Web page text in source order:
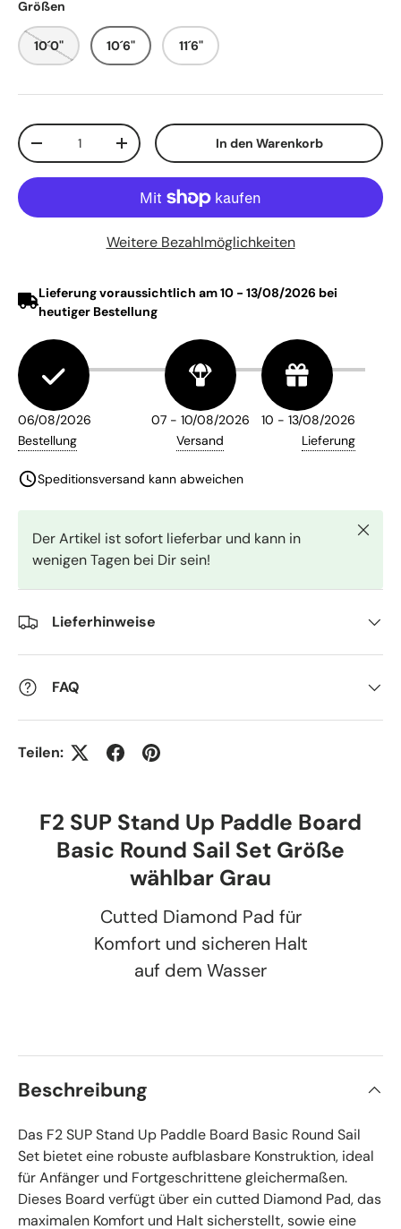
Größen
10´0" 10´6" 11´6"
Anzahl
Menge verringernMenge erhöhen In den Warenkorb
Weitere Bezahlmöglichkeiten
Der Artikel ist sofort lieferbar und kann in
wenigen Tagen bei Dir sein!
Lieferhinweise
FAQ
Teilen:
F2 SUP Stand Up Paddle Board
Basic Round Sail Set Größe
wählbar Grau
Cutted Diamond Pad für
Komfort und sicheren Halt
auf dem Wasser
Beschreibung
Das F2 SUP Stand Up Paddle Board Basic Round Sail
Set bietet eine robuste aufblasbare Konstruktion, ideal
für Anfänger und Fortgeschrittene gleichermaßen.
Dieses Board verfügt über ein cutted Diamond Pad, das
maximalen Komfort und Halt sicherstellt, sowie eine